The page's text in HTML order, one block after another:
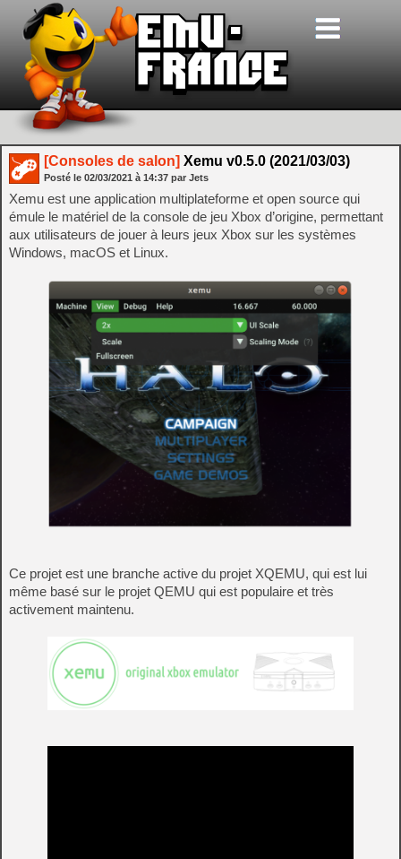
[Consoles de salon] Xemu v0.5.0 (2021/03/03)
Posté le 02/03/2021 à 14:37 par Jets
Xemu est une application multiplateforme et open source qui
émule le matériel de la console de jeu Xbox d’origine, permettant
aux utilisateurs de jouer à leurs jeux Xbox sur les systèmes
Windows, macOS et Linux.
Ce projet est une branche active du projet XQEMU, qui est lui
même basé sur le projet QEMU qui est populaire et très
activement maintenu.